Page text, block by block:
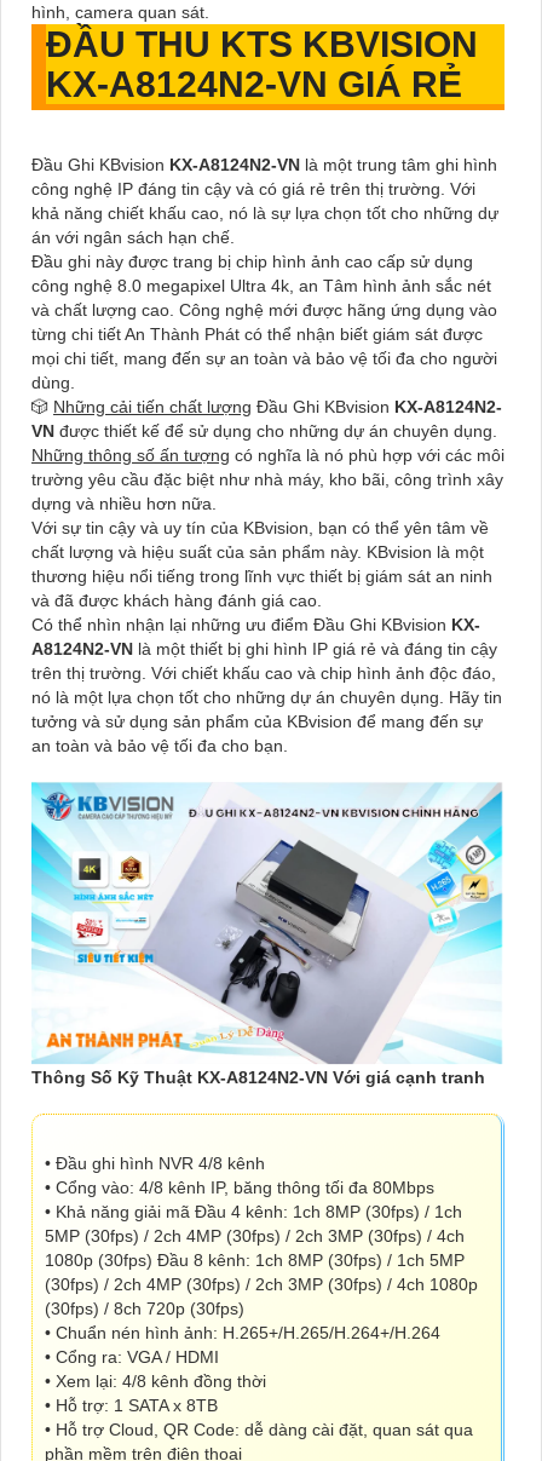
hình, camera quan sát.
ĐẦU THU KTS KBVISION
KX-A8124N2-VN GIÁ RẺ
Đầu Ghi KBvision KX-A8124N2-VN là một trung tâm ghi hình
công nghệ IP đáng tin cậy và có giá rẻ trên thị trường. Với
khả năng chiết khấu cao, nó là sự lựa chọn tốt cho những dự
án với ngân sách hạn chế.
Đầu ghi này được trang bị chip hình ảnh cao cấp sử dụng
công nghệ 8.0 megapixel Ultra 4k, an Tâm hình ảnh sắc nét
và chất lượng cao. Công nghệ mới được hãng ứng dụng vào
từng chi tiết An Thành Phát có thể nhận biết giám sát được
mọi chi tiết, mang đến sự an toàn và bảo vệ tối đa cho người
dùng.
🎲 Những cải tiến chất lượng Đầu Ghi KBvision KX-A8124N2-
VN được thiết kế để sử dụng cho những dự án chuyên dụng.
Những thông số ấn tượng có nghĩa là nó phù hợp với các môi
trường yêu cầu đặc biệt như nhà máy, kho bãi, công trình xây
dựng và nhiều hơn nữa.
Với sự tin cậy và uy tín của KBvision, bạn có thể yên tâm về
chất lượng và hiệu suất của sản phẩm này. KBvision là một
thương hiệu nổi tiếng trong lĩnh vực thiết bị giám sát an ninh
và đã được khách hàng đánh giá cao.
Có thể nhìn nhận lại những ưu điểm Đầu Ghi KBvision KX-
A8124N2-VN là một thiết bị ghi hình IP giá rẻ và đáng tin cậy
trên thị trường. Với chiết khấu cao và chip hình ảnh độc đáo,
nó là một lựa chọn tốt cho những dự án chuyên dụng. Hãy tin
tưởng và sử dụng sản phẩm của KBvision để mang đến sự
an toàn và bảo vệ tối đa cho bạn.
Thông Số Kỹ Thuật KX-A8124N2-VN Với giá cạnh tranh
• Đầu ghi hình NVR 4/8 kênh
• Cổng vào: 4/8 kênh IP, băng thông tối đa 80Mbps
• Khả năng giải mã Đầu 4 kênh: 1ch 8MP (30fps) / 1ch
5MP (30fps) / 2ch 4MP (30fps) / 2ch 3MP (30fps) / 4ch
1080p (30fps) Đầu 8 kênh: 1ch 8MP (30fps) / 1ch 5MP
(30fps) / 2ch 4MP (30fps) / 2ch 3MP (30fps) / 4ch 1080p
(30fps) / 8ch 720p (30fps)
• Chuẩn nén hình ảnh: H.265+/H.265/H.264+/H.264
• Cổng ra: VGA / HDMI
• Xem lại: 4/8 kênh đồng thời
• Hỗ trợ: 1 SATA x 8TB
• Hỗ trợ Cloud, QR Code: dễ dàng cài đặt, quan sát qua
phần mềm trên điện thoại